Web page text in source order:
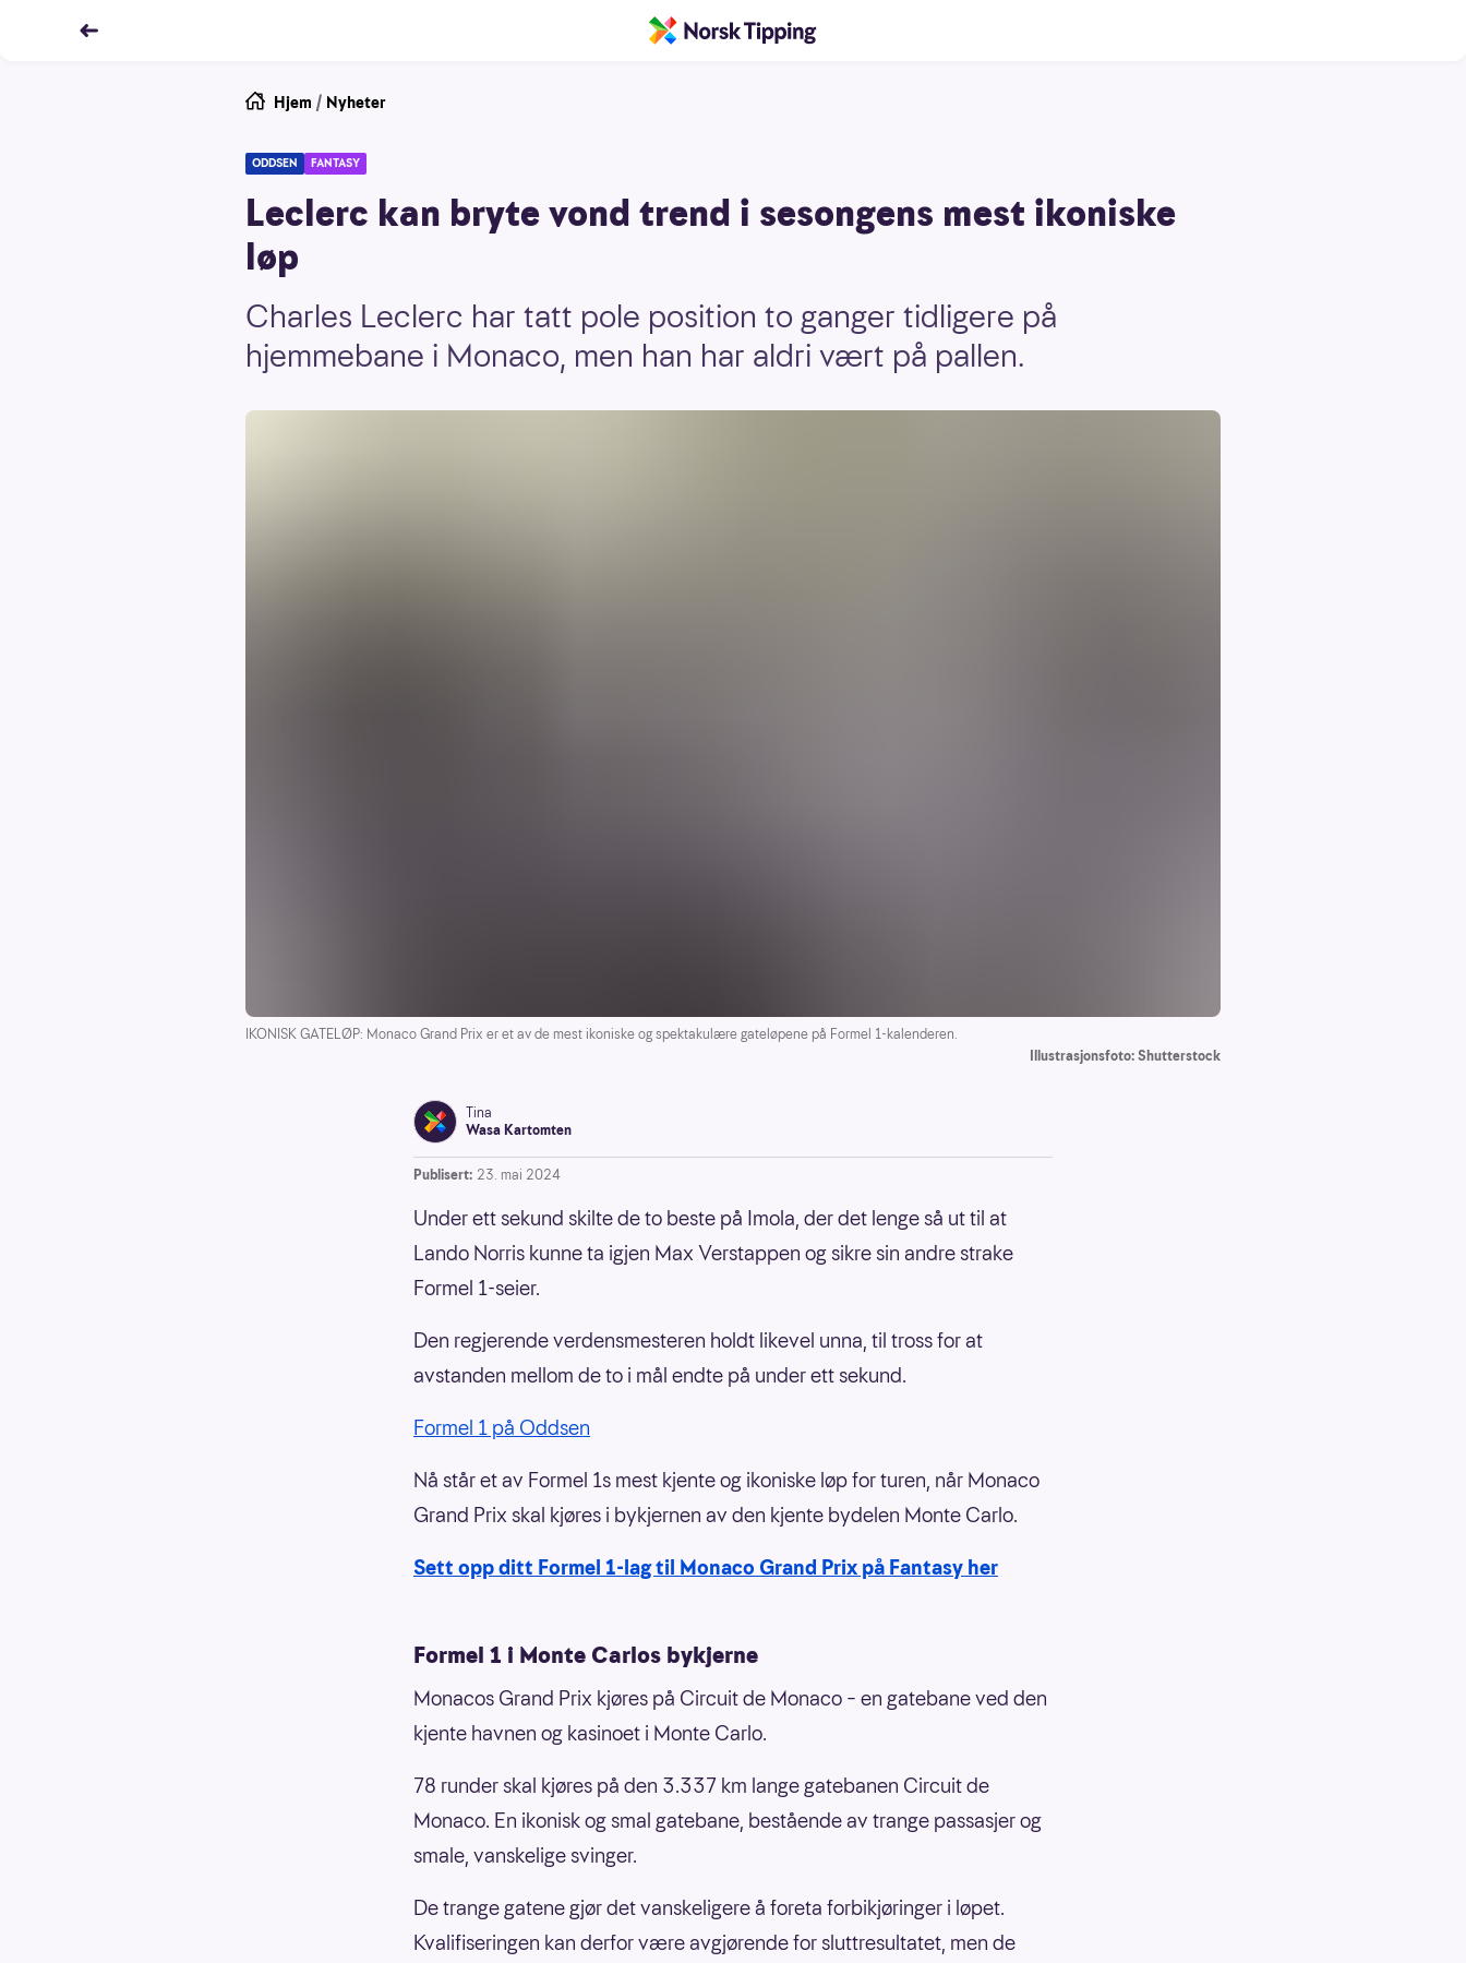
Hjem / Nyheter
ODDSEN FANTASY
Leclerc kan bryte vond trend i sesongens mest ikoniske
løp
Charles Leclerc har tatt pole position to ganger tidligere på
hjemmebane i Monaco, men han har aldri vært på pallen.
IKONISK GATELØP: Monaco Grand Prix er et av de mest ikoniske og spektakulære gateløpene på Formel 1-kalenderen.
Illustrasjonsfoto: Shutterstock
Tina
Wasa Kartomten
Publisert: 23. mai 2024
Under ett sekund skilte de to beste på Imola, der det lenge så ut til at
Lando Norris kunne ta igjen Max Verstappen og sikre sin andre strake
Formel 1-seier.
Den regjerende verdensmesteren holdt likevel unna, til tross for at
avstanden mellom de to i mål endte på under ett sekund.
Formel 1 på Oddsen
Nå står et av Formel 1s mest kjente og ikoniske løp for turen, når Monaco
Grand Prix skal kjøres i bykjernen av den kjente bydelen Monte Carlo.
Sett opp ditt Formel 1-lag til Monaco Grand Prix på Fantasy her
Formel 1 i Monte Carlos bykjerne
Monacos Grand Prix kjøres på Circuit de Monaco – en gatebane ved den
kjente havnen og kasinoet i Monte Carlo.
78 runder skal kjøres på den 3.337 km lange gatebanen Circuit de
Monaco. En ikonisk og smal gatebane, bestående av trange passasjer og
smale, vanskelige svinger.
De trange gatene gjør det vanskeligere å foreta forbikjøringer i løpet.
Kvalifiseringen kan derfor være avgjørende for sluttresultatet, men de